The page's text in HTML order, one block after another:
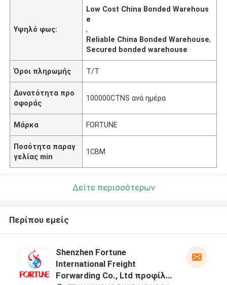
Υψηλό φως:
Low Cost China Bonded Warehous
e
,
Reliable China Bonded Warehouse,
Secured bonded warehouse
Όροι πληρωμής T/T
Δυνατότητα προ
σφοράς
100000CTNS ανά ημέρα
Μάρκα FORTUNE
Ποσότητα παραγ
γελίας min
1CBM
Δείτε περισσότερων
Περίπου εμείς
Shenzhen Fortune
International Freight
Forwarding Co., Ltd προφίλ